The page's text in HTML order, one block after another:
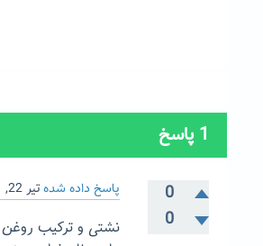
1پاسخ
0
0
پاسخ داده شدهتیر 22, 1401
نشتی و ترکیب روغن